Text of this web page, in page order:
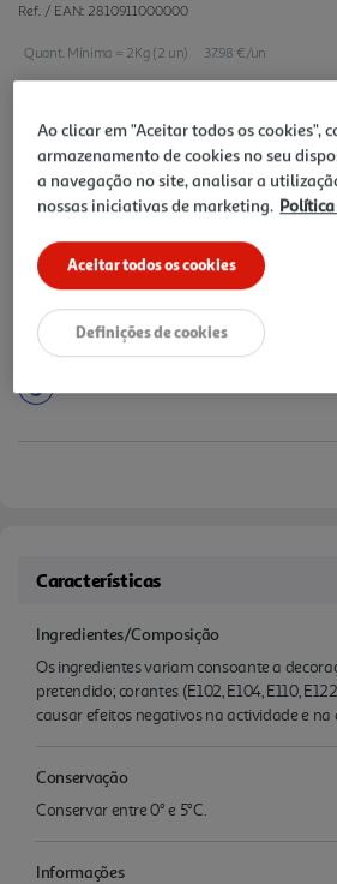
Ref. / EAN: 2810911000000
Quant. Mínima = 2Kg (2 un) 37.98 €/un
18,99 €
Notas de preparação
Características
Ingredientes/Composição
Os ingredientes variam consoante a
pretendido; corantes (E102, E104, E110,
causar efeitos negativos na actividade e na
Conservação
Conservar entre 0° e 5°C.
Informações
Ao clicar em "Aceitar todos os cookies",
armazenamento de cookies no seu
a navegação no site, analisar a
nossas iniciativas de marketing.
Aceitar todos os cookies
Definições de cookies